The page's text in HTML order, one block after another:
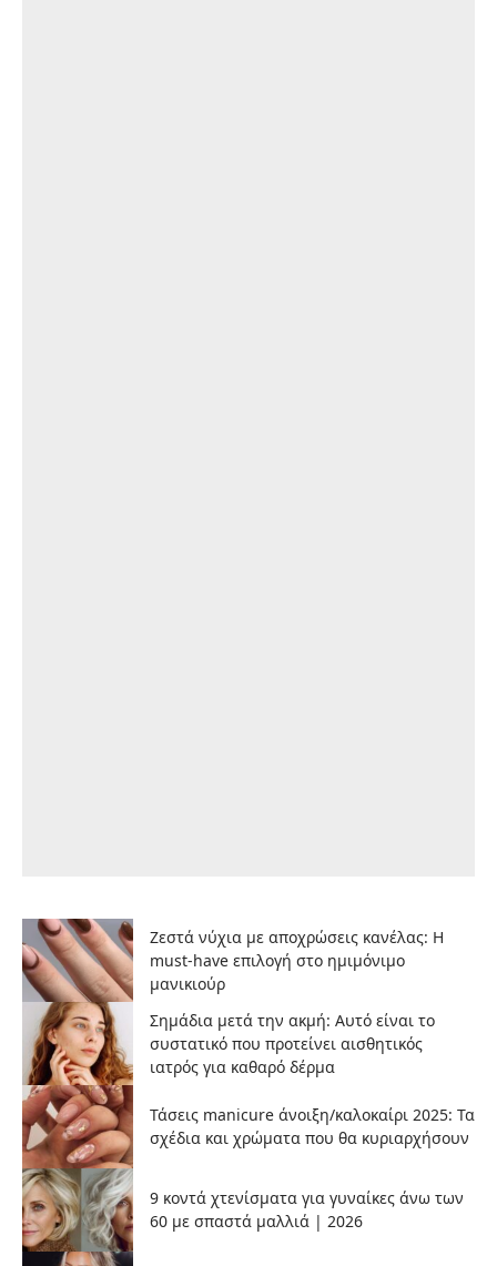
Ζεστά νύχια με αποχρώσεις κανέλας: Η
must-have επιλογή στο ημιμόνιμο
μανικιούρ
Σημάδια μετά την ακμή: Αυτό είναι το
συστατικό που προτείνει αισθητικός
ιατρός για καθαρό δέρμα
Τάσεις manicure άνοιξη/καλοκαίρι 2025: Τα
σχέδια και χρώματα που θα κυριαρχήσουν
9 κοντά χτενίσματα για γυναίκες άνω των
60 με σπαστά μαλλιά | 2026